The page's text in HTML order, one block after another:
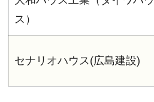
ス）
セナリオハウス(広島建設)